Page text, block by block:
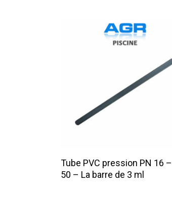
Lire La Suite
Tube PVC pression PN 16
50 – La barre de 3 ml